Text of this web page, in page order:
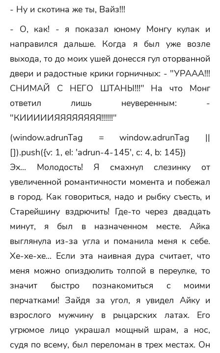
- Ну и скотина же ты, Вайз!!!
- О, как! - я показал юному Монгу кулак и
направился дальше. Когда я был уже возле
выхода, то до моих ушей донесся гул оторванной
двери и радостные крики горничных: - "УРААА!!!
СНИМАЙ С НЕГО ШТАНЫ!!!" На что Монг
ответил лишь неуверенным: -
"КИИИИИЯЯЯЯЯЯЯЯ!!!!!!"
(window.adrunTag = window.adrunTag ||
[]).push({v: 1, el: 'adrun-4-145', c: 4, b: 145})
Эх... Молодость! Я смахнул слезинку от
увеличенной романтичности момента и побежал
в город. Как говориться, надо и рыбку съесть, и
Старейшину вздрючить! Где-то через двадцать
минут, я был в назначенном месте. Айка
выглянула из-за угла и поманила меня к себе.
Хе-хе-хе... Если эта наивная дура считает, что
меня можно опиздюлить толпой в переулке, то
значит быстро познакомиться с моими
перчатками! Зайдя за угол, я увидел Айку и
взрослого мужчину в рыцарских латах. Его
угрюмое лицо украшал мощный шрам, а нос,
судя по всему, был переломан в трех местах. Он